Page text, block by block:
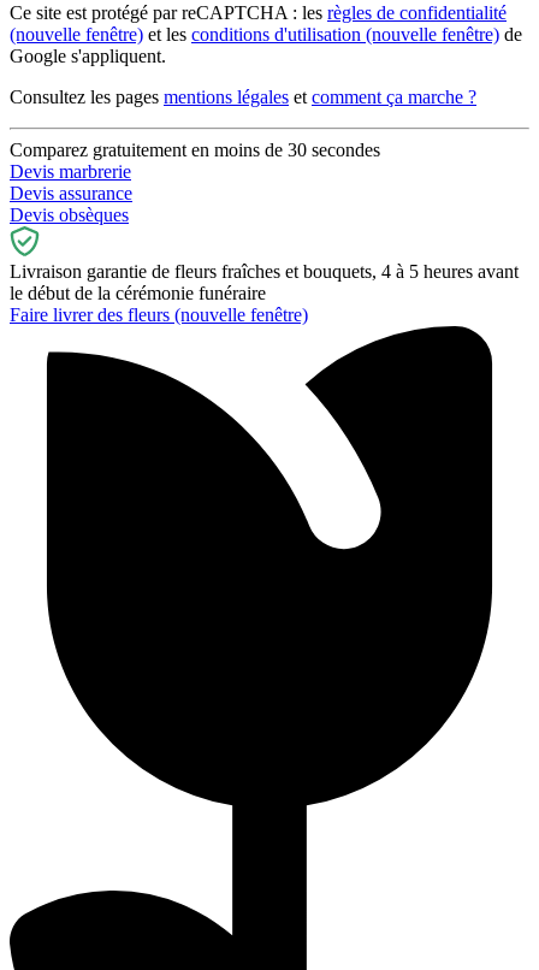
Ce site est protégé par reCAPTCHA : les règles de confidentialité
(nouvelle fenêtre) et les conditions d'utilisation (nouvelle fenêtre) de
Google s'appliquent.
Consultez les pages mentions légales et comment ça marche ?
Comparez gratuitement en moins de 30 secondes
Devis marbrerie
Devis assurance
Devis obsèques
Livraison garantie de fleurs fraîches et bouquets, 4 à 5 heures avant
le début de la cérémonie funéraire
Faire livrer des fleurs (nouvelle fenêtre)